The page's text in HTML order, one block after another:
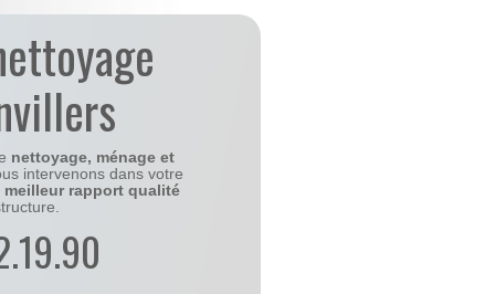
nettoyage, ménage et
intervenons dans votre
meilleur rapport qualité